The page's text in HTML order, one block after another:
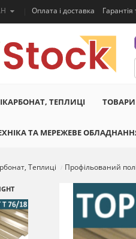
Оплата і доставка
ТЕПЛИЦІ
ТА МЕРЕЖЕВЕ
Теплиці Профільований